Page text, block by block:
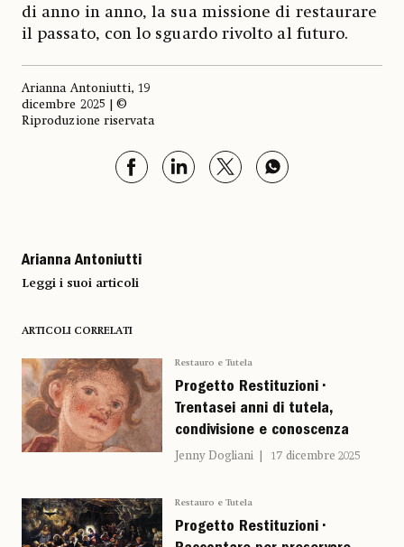
di anno in anno, la sua missione di restaurare
il passato, con lo sguardo rivolto al futuro.
Arianna Antoniutti, 19
dicembre 2025 | ©
Riproduzione riservata
Arianna Antoniutti
Leggi i suoi articoli
ARTICOLI CORRELATI
Restauro e Tutela
Progetto Restituzioni •
Trentasei anni di tutela,
condivisione e conoscenza
Jenny Dogliani 17 dicembre 2025
Restauro e Tutela
Progetto Restituzioni •